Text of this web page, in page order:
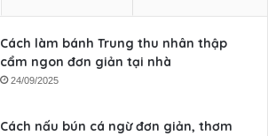
Cách làm bánh Trung thu nhân thập
cẩm ngon đơn giản tại nhà
24/09/2025
Cách nấu bún cá ngừ đơn giản, thơm